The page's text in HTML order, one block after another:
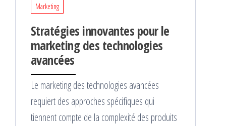
Marketing
Stratégies innovantes pour le
marketing des technologies
avancées
Le marketing des technologies avancées
requiert des approches spécifiques qui
tiennent compte de la complexité des produits